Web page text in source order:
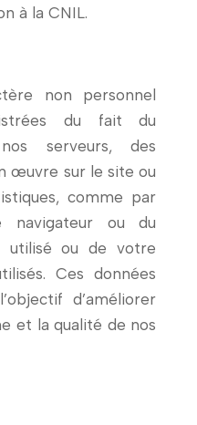
à la CNIL.
non personnel
du fait du
serveurs, des
œuvre sur le site ou
comme par
navigateur ou du
utilisé ou de votre
Ces données
d’améliorer
et la qualité de nos